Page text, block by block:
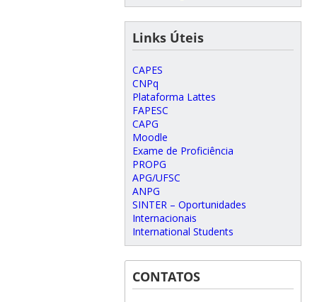
Links Úteis
CAPES
CNPq
Plataforma Lattes
FAPESC
CAPG
Moodle
Exame de Proficiência
PROPG
APG/UFSC
ANPG
SINTER – Oportunidades
Internacionais
International Students
CONTATOS